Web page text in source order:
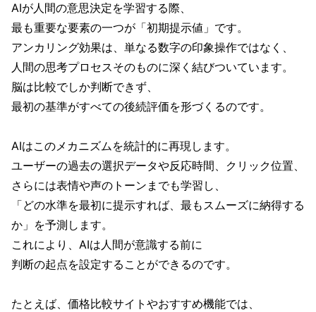
AIが人間の意思決定を学習する際、
最も重要な要素の一つが「初期提示値」です。
アンカリング効果は、単なる数字の印象操作ではなく、
人間の思考プロセスそのものに深く結びついています。
脳は比較でしか判断できず、
最初の基準がすべての後続評価を形づくるのです。
AIはこのメカニズムを統計的に再現します。
ユーザーの過去の選択データや反応時間、クリック位置、
さらには表情や声のトーンまでも学習し、
「どの水準を最初に提示すれば、最もスムーズに納得する
か」を予測します。
これにより、AIは人間が意識する前に
判断の起点を設定することができるのです。
たとえば、価格比較サイトやおすすめ機能では、